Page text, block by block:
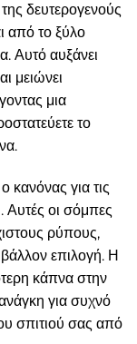
δευτερογενούς
από το ξύλο
Αυτό αυξάνει
μειώνει
μια
το
για τις
οι σόμπες
ρύπους,
επιλογή. Η
κάπνα στην
για συχνό
σπιτιού σας από